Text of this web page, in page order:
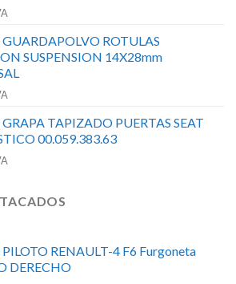
ROTULAS
SUSPENSION 14X28mm
TAPIZADO PUERTAS SEAT
00.059.383.63
RENAULT-4 F6 Furgoneta
DERECHO